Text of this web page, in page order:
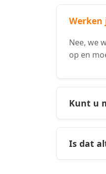
Werken
Nee, we
op en
Kunt u
Is dat